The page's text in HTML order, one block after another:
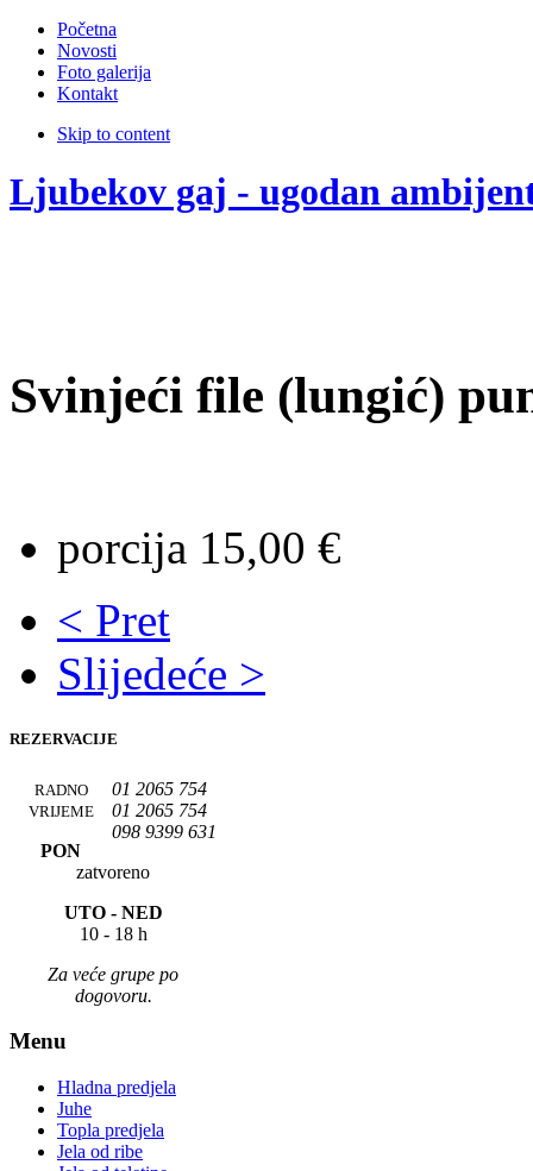
Početna
Novosti
Foto galerija
Kontakt
Skip to content
Ljubekov gaj - ugodan
Svinjeći file (lungić)
porcija 15,00 €
< Pret
Slijedeće >
REZERVACIJE
01 2065 754
01 2065 754
098 9399 631
RADNO
VRIJEME
PON
zatvoreno
UTO - NED
10 - 18 h
Za veće grupe po
dogovoru.
Menu
Hladna predjela
Juhe
Topla predjela
Jela od ribe